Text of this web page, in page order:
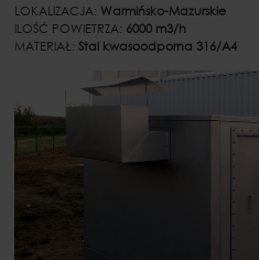
LOKALIZACJA: Warmińsko-Mazurskie
ILOŚĆ POWIETRZA: 6000 m3/h
MATERIAŁ:Stal kwasoodporna 316/A4